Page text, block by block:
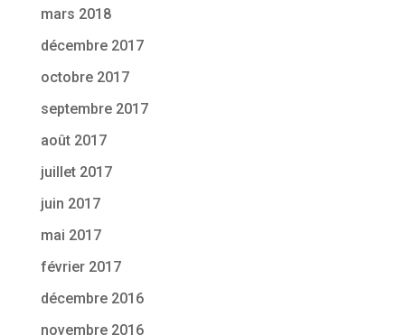
mars 2018
décembre 2017
octobre 2017
septembre 2017
août 2017
juillet 2017
juin 2017
mai 2017
février 2017
décembre 2016
novembre 2016